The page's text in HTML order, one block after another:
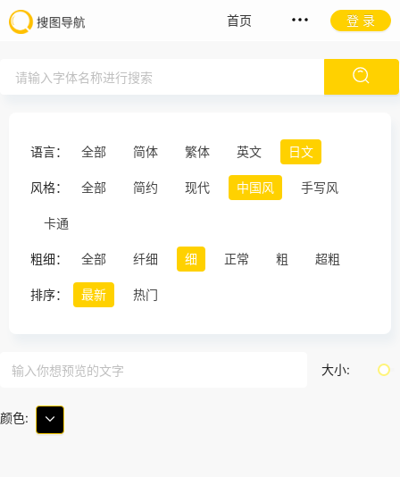
首页 登 录
语言： 全部 简体 繁体 英文 日文
风格： 全部 简约 现代 中国风 手写风
卡通
粗细： 全部 纤细 细 正常 粗 超粗
排序： 最新 热门
大小:
颜色: